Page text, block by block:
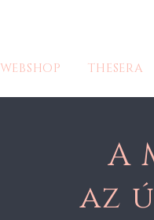
WEBSHOP THESERA
A
az